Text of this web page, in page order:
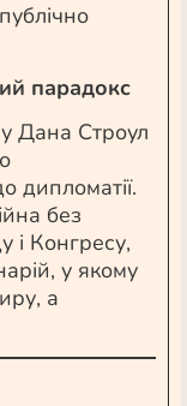
парадокс
Дана Строул
дипломатії.
без
і Конгресу,
у якому
а